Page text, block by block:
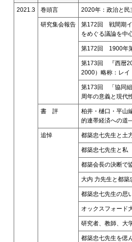
2021.3 巻頭言 2020年：政治と民
研究集会報告
第172回 戦間期イ
をめぐる議論を中
第172回 1900年
第173回 『西暦
2000）略称：レ
第173回 「協同組
周年の意義と現代
書 評
柏井・樋口・平山
的連帯経済への道
追悼 都築忠七先生と土
都築忠七先生と私
都築会長の決断で
大内 力先生と都築
都築忠七先生の
オックスフォード
研究者、教師、大
都築忠七先生を偲